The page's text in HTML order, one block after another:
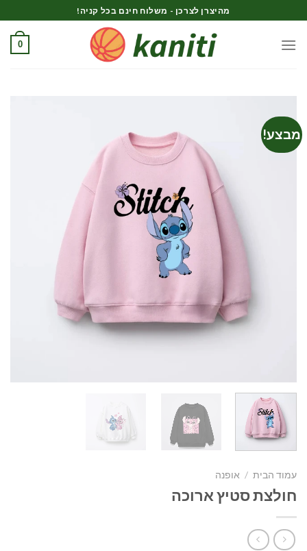
to
content
מהיצרן לצרכן - משלוח חינם בכל קניה!
0
מבצע!
עמוד הבית / אופנה
חולצת סטיץ ארוכה